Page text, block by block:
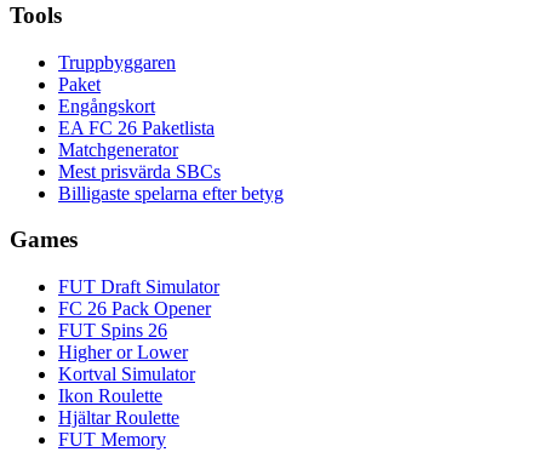
Tools
Truppbyggaren
Paket
Engångskort
EA FC 26 Paketlista
Matchgenerator
Mest prisvärda SBCs
Billigaste spelarna efter betyg
Games
FUT Draft Simulator
FC 26 Pack Opener
FUT Spins 26
Higher or Lower
Kortval Simulator
Ikon Roulette
Hjältar Roulette
FUT Memory